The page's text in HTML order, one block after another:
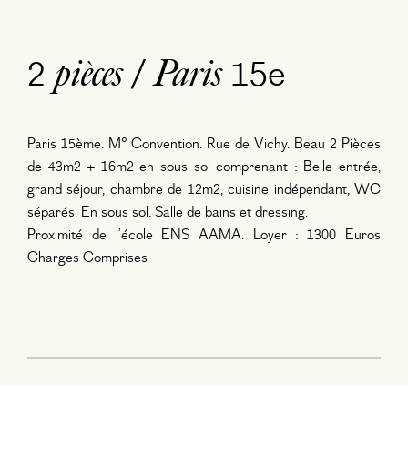
2pièces/Paris15e
Paris 15ème. M° Convention. Rue de Vichy. Beau 2 Pièces
de 43m2 + 16m2 en sous sol comprenant : Belle entrée,
grand séjour, chambre de 12m2, cuisine indépendant, WC
séparés. En sous sol. Salle de bains et dressing.
Proximité de l’école ENS AAMA. Loyer : 1300 Euros
Charges Comprises